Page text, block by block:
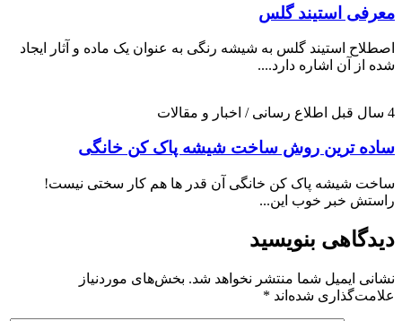
معرفی استیند گلس
اصطلاح استیند گلس به شیشه رنگی به عنوان یک ماده و آثار ایجاد
شده از آن اشاره دارد....
4 سال قبل اطلاع رسانی / اخبار و مقالات
ساده ترین روش ساخت شیشه پاک کن خانگی
ساخت شیشه پاک کن خانگی آن قدر ها هم کار سختی نیست!
راستش خبر خوب این...
دیدگاهی بنویسید
نشانی ایمیل شما منتشر نخواهد شد. بخش‌های موردنیاز
علامت‌گذاری شده‌اند *